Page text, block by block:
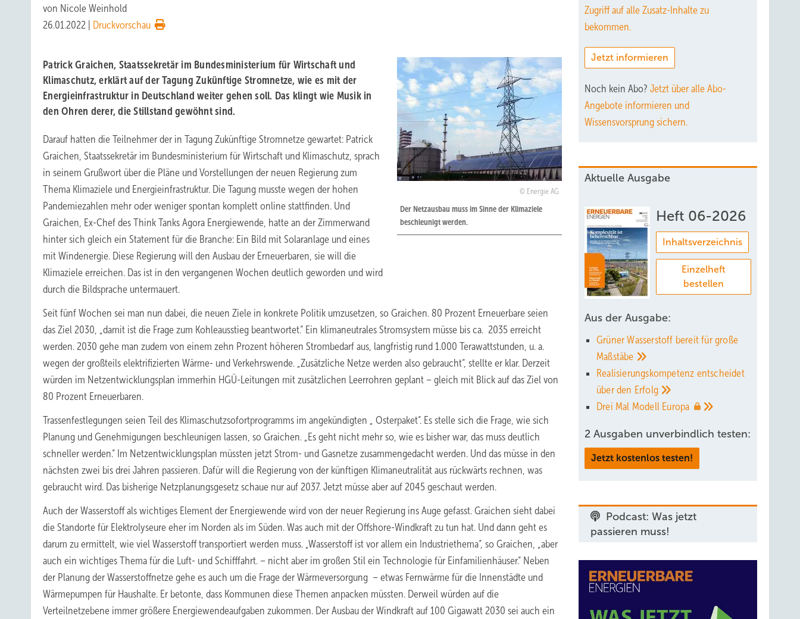
von Nicole Weinhold
26.01.2022
Druckvorschau
Energie AG
Der Netzausbau muss im Sinne der Klimaziele
beschleunigt werden.
Patrick Graichen, Staatssekretär im Bundesministerium für Wirtschaft und
Klimaschutz, erklärt auf der Tagung Zukünftige Stromnetze, wie es mit der
Energieinfrastruktur in Deutschland weiter gehen soll. Das klingt wie Musik in
den Ohren derer, die Stillstand gewöhnt sind.
Darauf hatten die Teilnehmer der in Tagung Zukünftige Stromnetze gewartet: Patrick
Graichen, Staatssekretär im Bundesministerium für Wirtschaft und Klimaschutz, sprach
in seinem Grußwort über die Pläne und Vorstellungen der neuen Regierung zum
Thema Klimaziele und Energieinfrastruktur. Die Tagung musste wegen der hohen
Pandemiezahlen mehr oder weniger spontan komplett online stattfinden. Und
Graichen, Ex-Chef des Think Tanks Agora Energiewende, hatte an der Zimmerwand
hinter sich gleich ein Statement für die Branche: Ein Bild mit Solaranlage und eines
mit Windenergie. Diese Regierung will den Ausbau der Erneuerbaren, sie will die
Klimaziele erreichen. Das ist in den vergangenen Wochen deutlich geworden und wird
durch die Bildsprache untermauert.
Seit fünf Wochen sei man nun dabei, die neuen Ziele in konkrete Politik umzusetzen, so Graichen. 80 Prozent Erneuerbare seien
das Ziel 2030, „damit ist die Frage zum Kohleausstieg beantwortet.“ Ein klimaneutrales Stromsystem müsse bis ca. 2035 erreicht
werden. 2030 gehe man zudem von einem zehn Prozent höheren Strombedarf aus, langfristig rund 1.000 Terawattstunden, u. a.
wegen der großteils elektrifizierten Wärme- und Verkehrswende. „Zusätzliche Netze werden also gebraucht“, stellte er klar. Derzeit
würden im Netzentwicklungsplan immerhin HGÜ-Leitungen mit zusätzlichen Leerrohren geplant – gleich mit Blick auf das Ziel von
80 Prozent Erneuerbaren.
Trassenfestlegungen seien Teil des Klimaschutzsofortprogramms im angekündigten „ Osterpaket“. Es stelle sich die Frage, wie sich
Planung und Genehmigungen beschleunigen lassen, so Graichen. „Es geht nicht mehr so, wie es bisher war, das muss deutlich
schneller werden.“ Im Netzentwicklungsplan müssten jetzt Strom- und Gasnetze zusammengedacht werden. Und das müsse in den
nächsten zwei bis drei Jahren passieren. Dafür will die Regierung von der künftigen Klimaneutralität aus rückwärts rechnen, was
gebraucht wird. Das bisherige Netzplanungsgesetz schaue nur auf 2037. Jetzt müsse aber auf 2045 geschaut werden.
Auch der Wasserstoff als wichtiges Element der Energiewende wird von der neuer Regierung ins Auge gefasst. Graichen sieht dabei
die Standorte für Elektrolyseure eher im Norden als im Süden. Was auch mit der Offshore-Windkraft zu tun hat. Und dann geht es
darum zu ermittelt, wie viel Wasserstoff transportiert werden muss. „Wasserstoff ist vor allem ein Industriethema“, so Graichen, „aber
auch ein wichtiges Thema für die Luft- und Schifffahrt. – nicht aber im großen Stil ein Technologie für Einfamilienhäuser.“ Neben
der Planung der Wasserstoffnetze gehe es auch um die Frage der Wärmeversorgung – etwas Fernwärme für die Innenstädte und
Wärmepumpen für Haushalte. Er betonte, dass Kommunen diese Themen anpacken müssten. Derweil würden auf die
Verteilnetzebene immer größere Energiewendeaufgaben zukommen. Der Ausbau der Windkraft auf 100 Gigawatt 2030 sei auch ein
Zugriff auf alle Zusatz-Inhalte zu
bekommen.
Jetzt informieren
Noch kein Abo? Jetzt über alle Abo-
Angebote informieren und
Wissensvorsprung sichern.
Aktuelle Ausgabe
Heft 06-2026
Inhaltsverzeichnis
Einzelheft
bestellen
Aus der Ausgabe:
Grüner Wasserstoff bereit für große
Maßstäbe
Realisierungskompetenz entscheidet
über den Erfolg
Drei Mal Modell Europa
2 Ausgaben unverbindlich testen:
Jetzt kostenlos testen!
Podcast: Was jetzt
passieren muss!